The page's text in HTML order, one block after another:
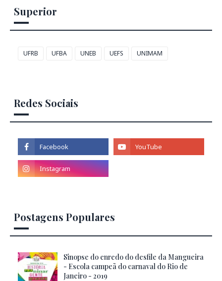
Superior
UFRB UFBA UNEB UEFS UNIMAM
Redes Sociais
Postagens Populares
Sinopse do enredo do desfile da Mangueira
- Escola campeã do carnaval do Rio de
Janeiro - 2019